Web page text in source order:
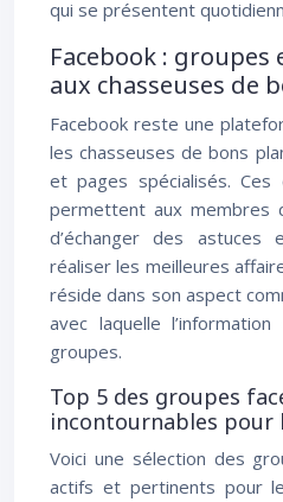
qui se présentent
Facebook : groupes
aux chasseuses de
Facebook reste une
les chasseuses de bons
et pages spécialisés. Ces
permettent aux membres
d’échanger des astuces
réaliser les meilleures
réside dans son aspect
avec laquelle
groupes.
Top 5 des groupes
incontournables pour
Voici une sélection des
actifs et pertinents pour